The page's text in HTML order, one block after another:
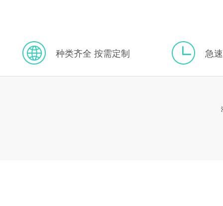
种类齐全 按需定制 急